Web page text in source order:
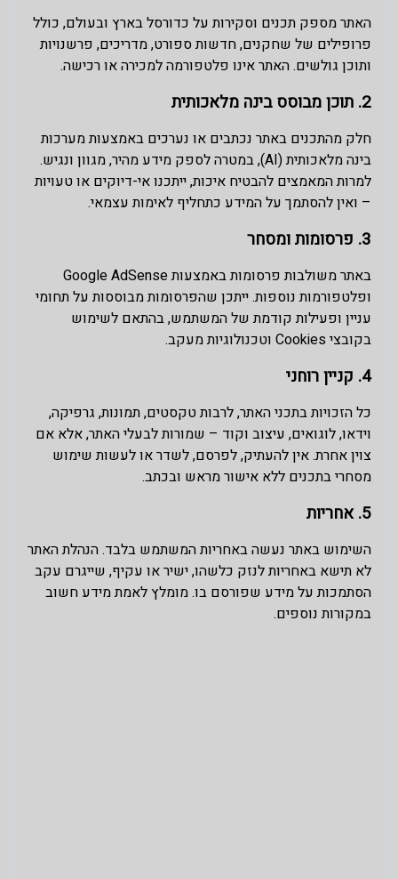
האתר מספק תכנים וסקירות על כדורסל בארץ ובעולם, כולל
פרופילים של שחקנים, חדשות ספורט, מדריכים, פרשנויות
ותוכן גולשים. האתר אינו פלטפורמה למכירה או רכישה.
2. תוכן מבוסס בינה מלאכותית
חלק מהתכנים באתר נכתבים או נערכים באמצעות מערכות
בינה מלאכותית (AI), במטרה לספק מידע מהיר, מגוון ונגיש.
למרות המאמצים להבטיח איכות, ייתכנו אי-דיוקים או טעויות
– ואין להסתמך על המידע כתחליף לאימות עצמאי.
3. פרסומות ומסחר
באתר משולבות פרסומות באמצעות Google AdSense
ופלטפורמות נוספות. ייתכן שהפרסומות מבוססות על תחומי
עניין ופעילות קודמת של המשתמש, בהתאם לשימוש
בקובצי Cookies וטכנולוגיות מעקב.
4. קניין רוחני
כל הזכויות בתכני האתר, לרבות טקסטים, תמונות, גרפיקה,
וידאו, לוגואים, עיצוב וקוד – שמורות לבעלי האתר, אלא אם
צוין אחרת. אין להעתיק, לפרסם, לשדר או לעשות שימוש
מסחרי בתכנים ללא אישור מראש ובכתב.
5. אחריות
השימוש באתר נעשה באחריות המשתמש בלבד. הנהלת האתר
לא תישא באחריות לנזק כלשהו, ישיר או עקיף, שייגרם עקב
הסתמכות על מידע שפורסם בו. מומלץ לאמת מידע חשוב
במקורות נוספים.